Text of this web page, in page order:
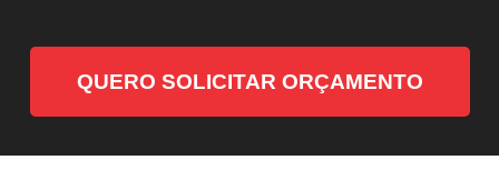
QUERO SOLICITAR ORÇAMENTO